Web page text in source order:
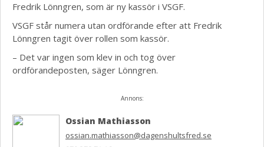
Fredrik Lönngren, som är ny kassör i VSGF.
VSGF står numera utan ordförande efter att Fredrik
Lönngren tagit över rollen som kassör.
– Det var ingen som klev in och tog över
ordförandeposten, säger Lönngren.
Annons:
Ossian Mathiasson
ossian.mathiasson@dagenshultsfred.se